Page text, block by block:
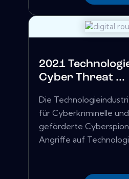
2021
Cyber ​​Threat ...
Die
für Cyberkriminelle
geförderte
Angriffe auf